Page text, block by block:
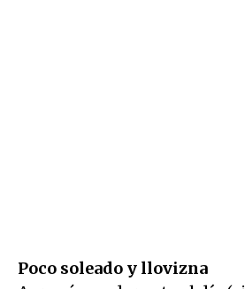
Poco soleado y llovizna